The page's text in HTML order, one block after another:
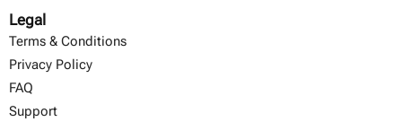
Legal
Terms & Conditions
Privacy Policy
FAQ
Support